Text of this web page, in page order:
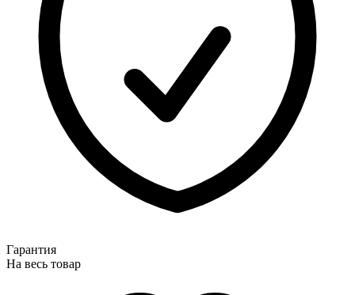
Гарантия
На весь товар